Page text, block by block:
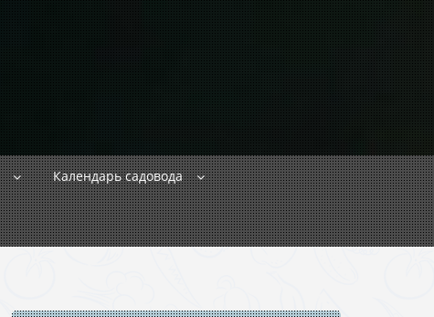
Календарь садовода